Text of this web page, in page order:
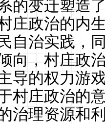
的变迁塑造
庄政治的内
自治实践，
向，村庄政
导的权力游
村庄政治的
治理资源和